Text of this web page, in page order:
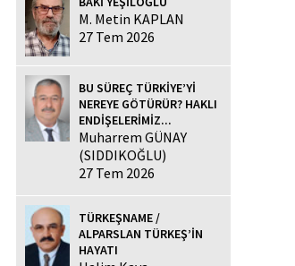
M. Metin KAPLAN
27 Tem 2026
BU SÜREÇ TÜRKİYE’Yİ
NEREYE GÖTÜRÜR? HAKLI
ENDİŞELERİMİZ...
Muharrem GÜNAY
(SIDDIKOĞLU)
27 Tem 2026
TÜRKEŞNAME /
ALPARSLAN TÜRKEŞ’İN
HAYATI